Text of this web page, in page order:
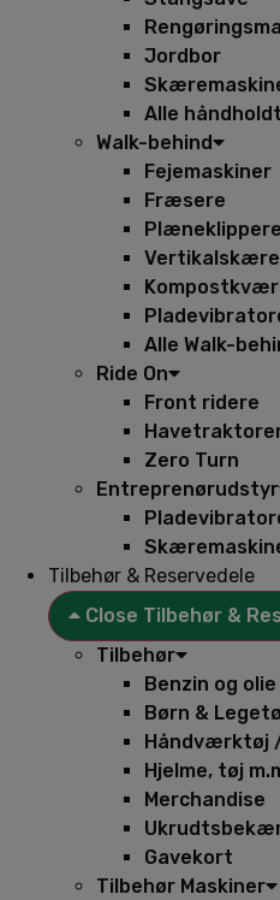
Jordbor
Alle
Walk-behind
Fejemaskiner
Fræsere
Plæneklippere
Alle Walk-
Ride On
Front ridere
Zero Turn
Entreprenørudstyr
Tilbehør & Reservedele
Close Tilbehør &
Tilbehør
Benzin og olie
Børn &
Håndværktøj
Hjelme, tøj
Merchandise
Gavekort
Tilbehør Maskiner